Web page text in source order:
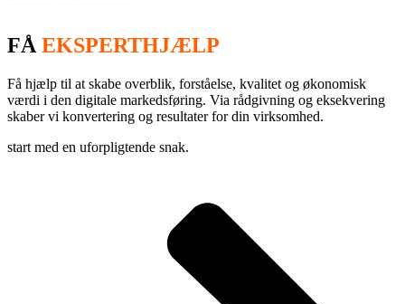
FÅ EKSPERTHJÆLP
Få hjælp til at skabe overblik, forståelse, kvalitet og økonomisk
værdi i den digitale markedsføring. Via rådgivning og eksekvering
skaber vi konvertering og resultater for din virksomhed.
start med en uforpligtende snak.